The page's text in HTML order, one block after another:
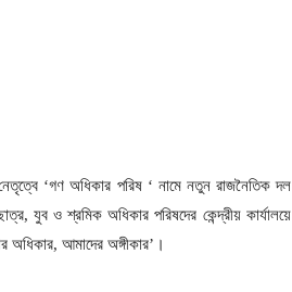
‘গণ অধিকার পরিষ ‘ নামে নতুন রাজনৈতিক দল
যুব ও শ্রমিক অধিকার পরিষদের কেন্দ্রীয় কার্যালয়ে
আমাদের অঙ্গীকার’।